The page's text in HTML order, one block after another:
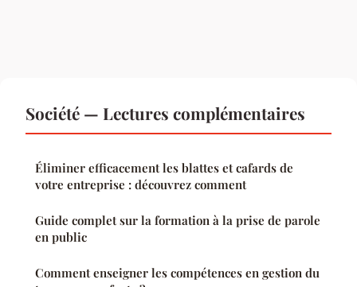
Société — Lectures complémentaires
Éliminer efficacement les blattes et cafards de
votre entreprise : découvrez comment
Guide complet sur la formation à la prise de parole
en public
Comment enseigner les compétences en gestion du